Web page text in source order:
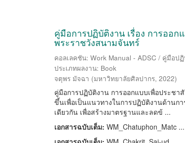
คู่มือการปฏิบัติงาน เรื่อง การออ
พระราชวังสนามจันทร์
คอลเลคชัน: Work Manual - ADSC / คู่มือป
ประเภทผลงาน: Book
จตุพร มัจฉา (มหาวิทยาลัยศิลปากร, 2022)
คู่มือการปฏิบัติงาน การออกแบบเพื่อประช
ขึ้นเพื่อเป็นแนวทางในการปฏิบัติงานด้านก
เดียวกัน เพื่อสร้างมาตรฐานและลดข้ ...
เอกสารฉบับเต็ม: WM_Chatuphon_Matc ...